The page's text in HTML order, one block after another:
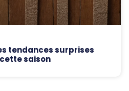
tendances surprises
saison